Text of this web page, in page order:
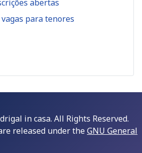
abertas
para tenores
in casa. All Rights Reserved.
released under theGNU General